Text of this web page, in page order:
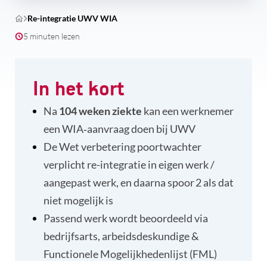
Re-integratie UWV WIA
5 minuten lezen
In het kort
Na 104 weken ziekte kan een werknemer
een WIA‑aanvraag doen bij UWV
De Wet verbetering poortwachter
verplicht re-integratie in eigen werk /
aangepast werk, en daarna spoor 2 als dat
niet mogelijk is
Passend werk wordt beoordeeld via
bedrijfsarts, arbeidsdeskundige &
Functionele Mogelijkhedenlijst (FML)